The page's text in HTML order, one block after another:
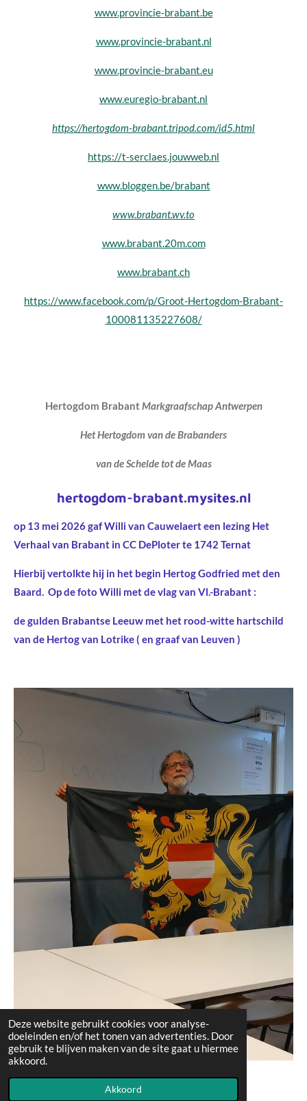
Deze website gebruikt cookies voor analyse-
doeleinden en/of het tonen van advertenties. Door
gebruik te blijven maken van de site gaat u hiermee
akkoord.
Akkoord
www.provincie-brabant.be
www.provincie-brabant.nl
www.provincie-brabant.eu
www.euregio-brabant.nl
https://hertogdom-brabant.tripod.com/id5.html
https://t-serclaes.jouwweb.nl
www.bloggen.be/brabant
www.brabant.wv.to
www.brabant.20m.com
www.brabant.ch
https://www.facebook.com/p/Groot-Hertogdom-Brabant-
100081135227608/
Hertogdom BrabantMarkgraafschap Antwerpen
Het Hertogdom van de Brabanders
van de Schelde tot de Maas
hertogdom-brabant.mysites.nl
op 13 mei 2026 gaf Willi van Cauwelaert een lezing Het
Verhaal van Brabant in CC DePloter te 1742 Ternat
Hierbij vertolkte hij in het begin Hertog Godfried met den
Baard. Op de foto Willi met de vlag van Vl.-Brabant :
de gulden Brabantse Leeuw met het rood-witte hartschild
van de Hertog van Lotrike ( en graaf van Leuven )